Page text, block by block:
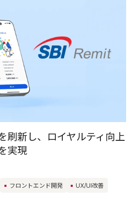
刷新し、ロイヤルティ向上
実現
フロントエンド開発 UX/UI改善